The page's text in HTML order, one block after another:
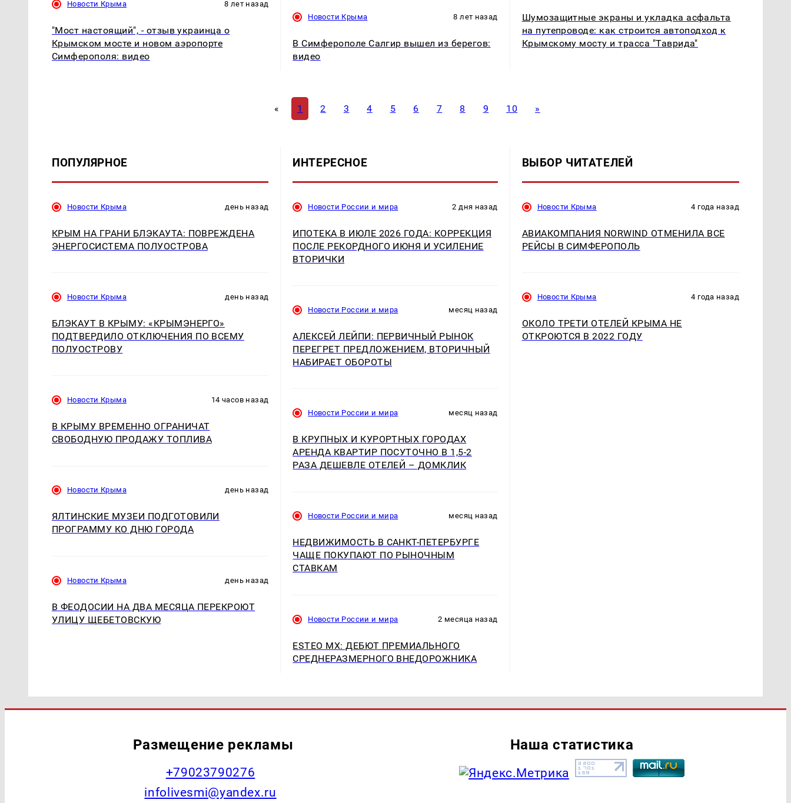
Новости Крыма 8 лет назад
"Мост настоящий", - отзыв украинца о
Крымском мосте и новом аэропорте
Симферополя: видео
Новости Крыма 8 лет назад
В Симферополе Салгир вышел из берегов:
видео
Шумозащитные экраны и укладка асфальта
на путепроводе: как строится автоподход к
Крымскому мосту и трасса "Таврида"
« 1 2 3 4 5 6 7 8 9 10 »
ПОПУЛЯРНОЕ
Новости Крыма день назад
КРЫМ НА ГРАНИ БЛЭКАУТА: ПОВРЕЖДЕНА
ЭНЕРГОСИСТЕМА ПОЛУОСТРОВА
Новости Крыма день назад
БЛЭКАУТ В КРЫМУ: «КРЫМЭНЕРГО»
ПОДТВЕРДИЛО ОТКЛЮЧЕНИЯ ПО ВСЕМУ
ПОЛУОСТРОВУ
Новости Крыма 14 часов назад
В КРЫМУ ВРЕМЕННО ОГРАНИЧАТ
СВОБОДНУЮ ПРОДАЖУ ТОПЛИВА
Новости Крыма день назад
ЯЛТИНСКИЕ МУЗЕИ ПОДГОТОВИЛИ
ПРОГРАММУ КО ДНЮ ГОРОДА
Новости Крыма день назад
В ФЕОДОСИИ НА ДВА МЕСЯЦА ПЕРЕКРОЮТ
УЛИЦУ ЩЕБЕТОВСКУЮ
ИНТЕРЕСНОЕ
Новости России и мира 2 дня назад
ИПОТЕКА В ИЮЛЕ 2026 ГОДА: КОРРЕКЦИЯ
ПОСЛЕ РЕКОРДНОГО ИЮНЯ И УСИЛЕНИЕ
ВТОРИЧКИ
Новости России и мира месяц назад
АЛЕКСЕЙ ЛЕЙПИ: ПЕРВИЧНЫЙ РЫНОК
ПЕРЕГРЕТ ПРЕДЛОЖЕНИЕМ, ВТОРИЧНЫЙ
НАБИРАЕТ ОБОРОТЫ
Новости России и мира месяц назад
В КРУПНЫХ И КУРОРТНЫХ ГОРОДАХ
АРЕНДА КВАРТИР ПОСУТОЧНО В 1,5-2
РАЗА ДЕШЕВЛЕ ОТЕЛЕЙ – ДОМКЛИК
Новости России и мира месяц назад
НЕДВИЖИМОСТЬ В САНКТ-ПЕТЕРБУРГЕ
ЧАЩЕ ПОКУПАЮТ ПО РЫНОЧНЫМ
СТАВКАМ
Новости России и мира 2 месяца назад
ESTEO MX: ДЕБЮТ ПРЕМИАЛЬНОГО
СРЕДНЕРАЗМЕРНОГО ВНЕДОРОЖНИКА
ВЫБОР ЧИТАТЕЛЕЙ
Новости Крыма 4 года назад
АВИАКОМПАНИЯ NORWIND ОТМЕНИЛА ВСЕ
РЕЙСЫ В СИМФЕРОПОЛЬ
Новости Крыма 4 года назад
ОКОЛО ТРЕТИ ОТЕЛЕЙ КРЫМА НЕ
ОТКРОЮТСЯ В 2022 ГОДУ
Размещение рекламы
+79023790276
infolivesmi@yandex.ru
Наша статистика